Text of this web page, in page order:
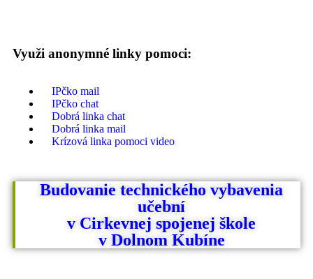
Využi anonymné linky pomoci:
IPčko mail
IPčko chat
Dobrá linka chat
Dobrá linka mail
Krízová linka pomoci video
Budovanie technického vybavenia
učební
v Cirkevnej spojenej škole
v Dolnom Kubíne